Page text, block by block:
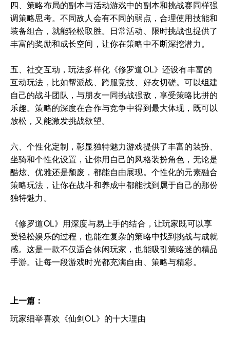
四、策略布局的副本与活动游戏中的副本和挑战赛同样强
调策略思考。不同敌人会有不同的弱点，合理使用技能和
装备组合，就能轻松取胜。日常活动、限时挑战也提供了
丰富的奖励和成长空间，让你在策略中不断深挖潜力。
五、社交互动，玩法多样化《修罗道OL》还设有丰富的
互动玩法，比如帮派战、跨服竞技、好友切磋。可以组建
自己的战斗团队，与朋友一同挑战强敌，享受策略比拼的
乐趣。策略的深度在合作与竞争中得到最大体现，既可以
放松，又能激发挑战欲望。
六、个性化定制，彰显独特魅力游戏提供了丰富的装扮、
坐骑和个性化设置，让你用自己的风格装扮角色，无论是
酷炫、优雅还是颓废，都能自由展现。个性化的元素融合
策略玩法，让你在战斗和养成中都能找到属于自己的那份
独特魅力。
《修罗道OL》用深度与易上手的结合，让玩家既可以享
受轻松娱乐的过程，也能在复杂的策略中找到挑战与成就
感。这是一款不仅适合休闲玩家，也能吸引策略迷的精品
手游。让每一段游戏时光都充满自由、策略与精彩。
上一篇：
玩家细举喜欢《仙剑OL》的十大理由